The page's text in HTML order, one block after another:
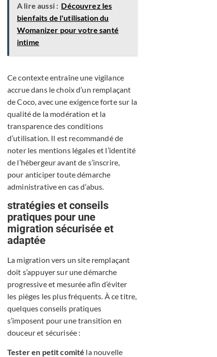
A lire aussi : Découvrez les
bienfaits de l'utilisation du
Womanizer pour votre santé
intime
Ce contexte entraîne une vigilance
accrue dans le choix d’un remplaçant
de Coco, avec une exigence forte sur la
qualité de la modération et la
transparence des conditions
d’utilisation. Il est recommandé de
noter les mentions légales et l’identité
de l’hébergeur avant de s’inscrire,
pour anticiper toute démarche
administrative en cas d’abus.
stratégies et conseils
pratiques pour une
migration sécurisée et
adaptée
La migration vers un site remplaçant
doit s’appuyer sur une démarche
progressive et mesurée afin d’éviter
les pièges les plus fréquents. À ce titre,
quelques conseils pratiques
s’imposent pour une transition en
douceur et sécurisée :
Tester en petit comité la nouvelle